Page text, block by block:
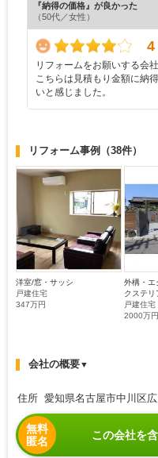
『納得の価格』が良かった
（50代／女性）
4
リフォームをお願いする会
こちらは見積もり金額に納
いと感じました。
リフォーム事例 （38件）
洋室/窓・サッシ
戸建住宅
347万円
外構・エ
クステリ
戸建住宅
2000万円
会社の概要▼
住所 愛知県名古屋市中川区
無料
匿名
この会社を